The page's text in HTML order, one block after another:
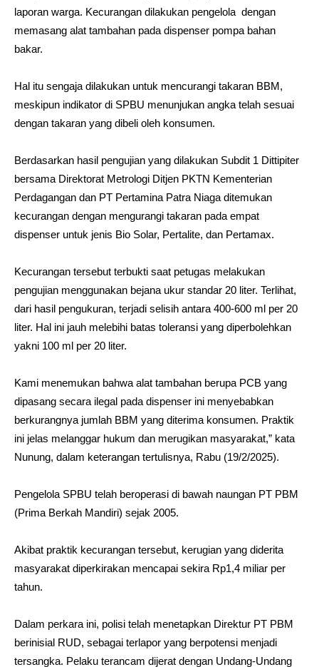
laporan warga. Kecurangan dilakukan pengelola dengan
memasang alat tambahan pada dispenser pompa bahan
bakar.
Hal itu sengaja dilakukan untuk mencurangi takaran BBM,
meskipun indikator di SPBU menunjukan angka telah sesuai
dengan takaran yang dibeli oleh konsumen.
Berdasarkan hasil pengujian yang dilakukan Subdit 1 Dittipiter
bersama Direktorat Metrologi Ditjen PKTN Kementerian
Perdagangan dan PT Pertamina Patra Niaga ditemukan
kecurangan dengan mengurangi takaran pada empat
dispenser untuk jenis Bio Solar, Pertalite, dan Pertamax.
Kecurangan tersebut terbukti saat petugas melakukan
pengujian menggunakan bejana ukur standar 20 liter. Terlihat,
dari hasil pengukuran, terjadi selisih antara 400-600 ml per 20
liter. Hal ini jauh melebihi batas toleransi yang diperbolehkan
yakni 100 ml per 20 liter.
Kami menemukan bahwa alat tambahan berupa PCB yang
dipasang secara ilegal pada dispenser ini menyebabkan
berkurangnya jumlah BBM yang diterima konsumen. Praktik
ini jelas melanggar hukum dan merugikan masyarakat,” kata
Nunung, dalam keterangan tertulisnya, Rabu (19/2/2025).
Pengelola SPBU telah beroperasi di bawah naungan PT PBM
(Prima Berkah Mandiri) sejak 2005.
Akibat praktik kecurangan tersebut, kerugian yang diderita
masyarakat diperkirakan mencapai sekira Rp1,4 miliar per
tahun.
Dalam perkara ini, polisi telah menetapkan Direktur PT PBM
berinisial RUD, sebagai terlapor yang berpotensi menjadi
tersangka. Pelaku terancam dijerat dengan Undang-Undang